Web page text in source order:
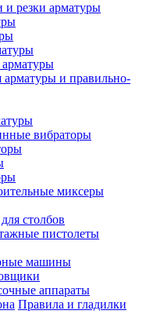
и резки арматуры
арматуры
и правильно-
вибраторы
миксеры
столбов
пистолеты
машины
аппараты
Правила и гладилки